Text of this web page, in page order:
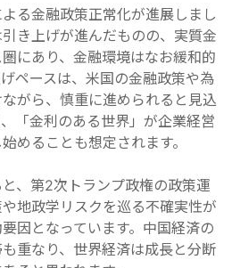
る金融政策正常化が進展しまし
き上げが進んだものの、実質金
にあり、金融環境はなお緩和的
ペースは、米国の金融政策や為
がら、慎重に進められると見込
「金利のある世界」が企業経営
めることも想定されます。
、第2次トランプ政権の政策運
地政学リスクを巡る不確実性が
因となっています。中国経済の
重なり、世界経済は成長と分断